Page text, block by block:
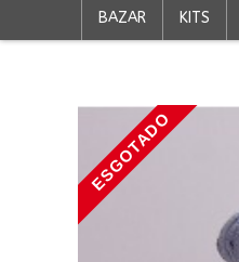
BAZAR KITS
ESGOTADO